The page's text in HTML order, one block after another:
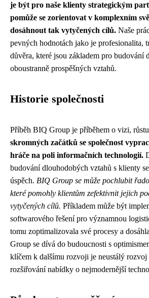
je být pro naše klienty strategickým
pomůže se zorientovat v komplexním
dosáhnout tak vytyčených cílů. Naše
pevných hodnotách jako je profesionalita,
důvěra, které jsou základem pro budování
oboustranně prospěšných vztahů.
Historie společnosti
Příběh BIQ Group je příběhem o vizi,
skromných začátků se společnost
hráče na poli informačních technologií.
budování dlouhodobých vztahů s klienty
úspěch. BIQ Group se může pochlubit
které pomohly klientům zefektivnit jejich
vytyčených cílů. Příkladem může být
softwarového řešení pro významnou
tomu zoptimalizovala své procesy a
Group se dívá do budoucnosti s
klíčem k dalšímu rozvoji je neustálý rozvoj
rozšiřování nabídky o nejmodernější